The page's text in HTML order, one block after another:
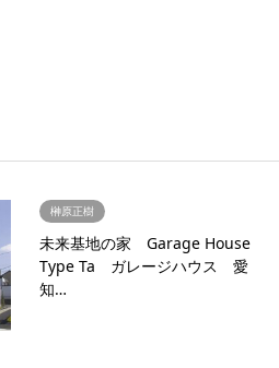
榊原正樹
未来基地の家 Garage House
Type Ta ガレージハウス 愛
知…